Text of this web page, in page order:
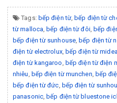
Tags: bếp điện từ, bếp điện từ
từ malloca, bếp điện từ đôi, bếp
bếp điện từ sunhouse, bếp điện từ
điện từ electrolux, bếp điện từ
điện từ kangaroo, bếp điện từ điện
nhiêu, bếp điện từ munchen, bếp
bếp điện từ đức, bếp điện từ
panasonic, bếp điện từ bluestone